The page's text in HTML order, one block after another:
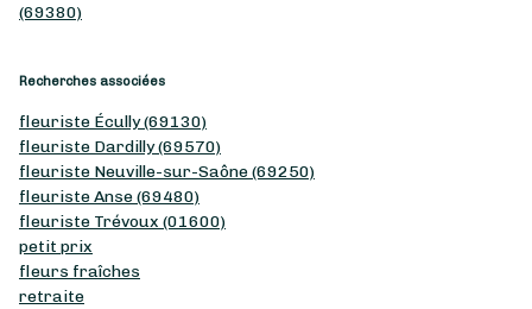
(69380)
Recherches associées
fleuriste Écully (69130)
fleuriste Dardilly (69570)
fleuriste Neuville-sur-Saône (69250)
fleuriste Anse (69480)
fleuriste Trévoux (01600)
petit prix
fleurs fraîches
retraite